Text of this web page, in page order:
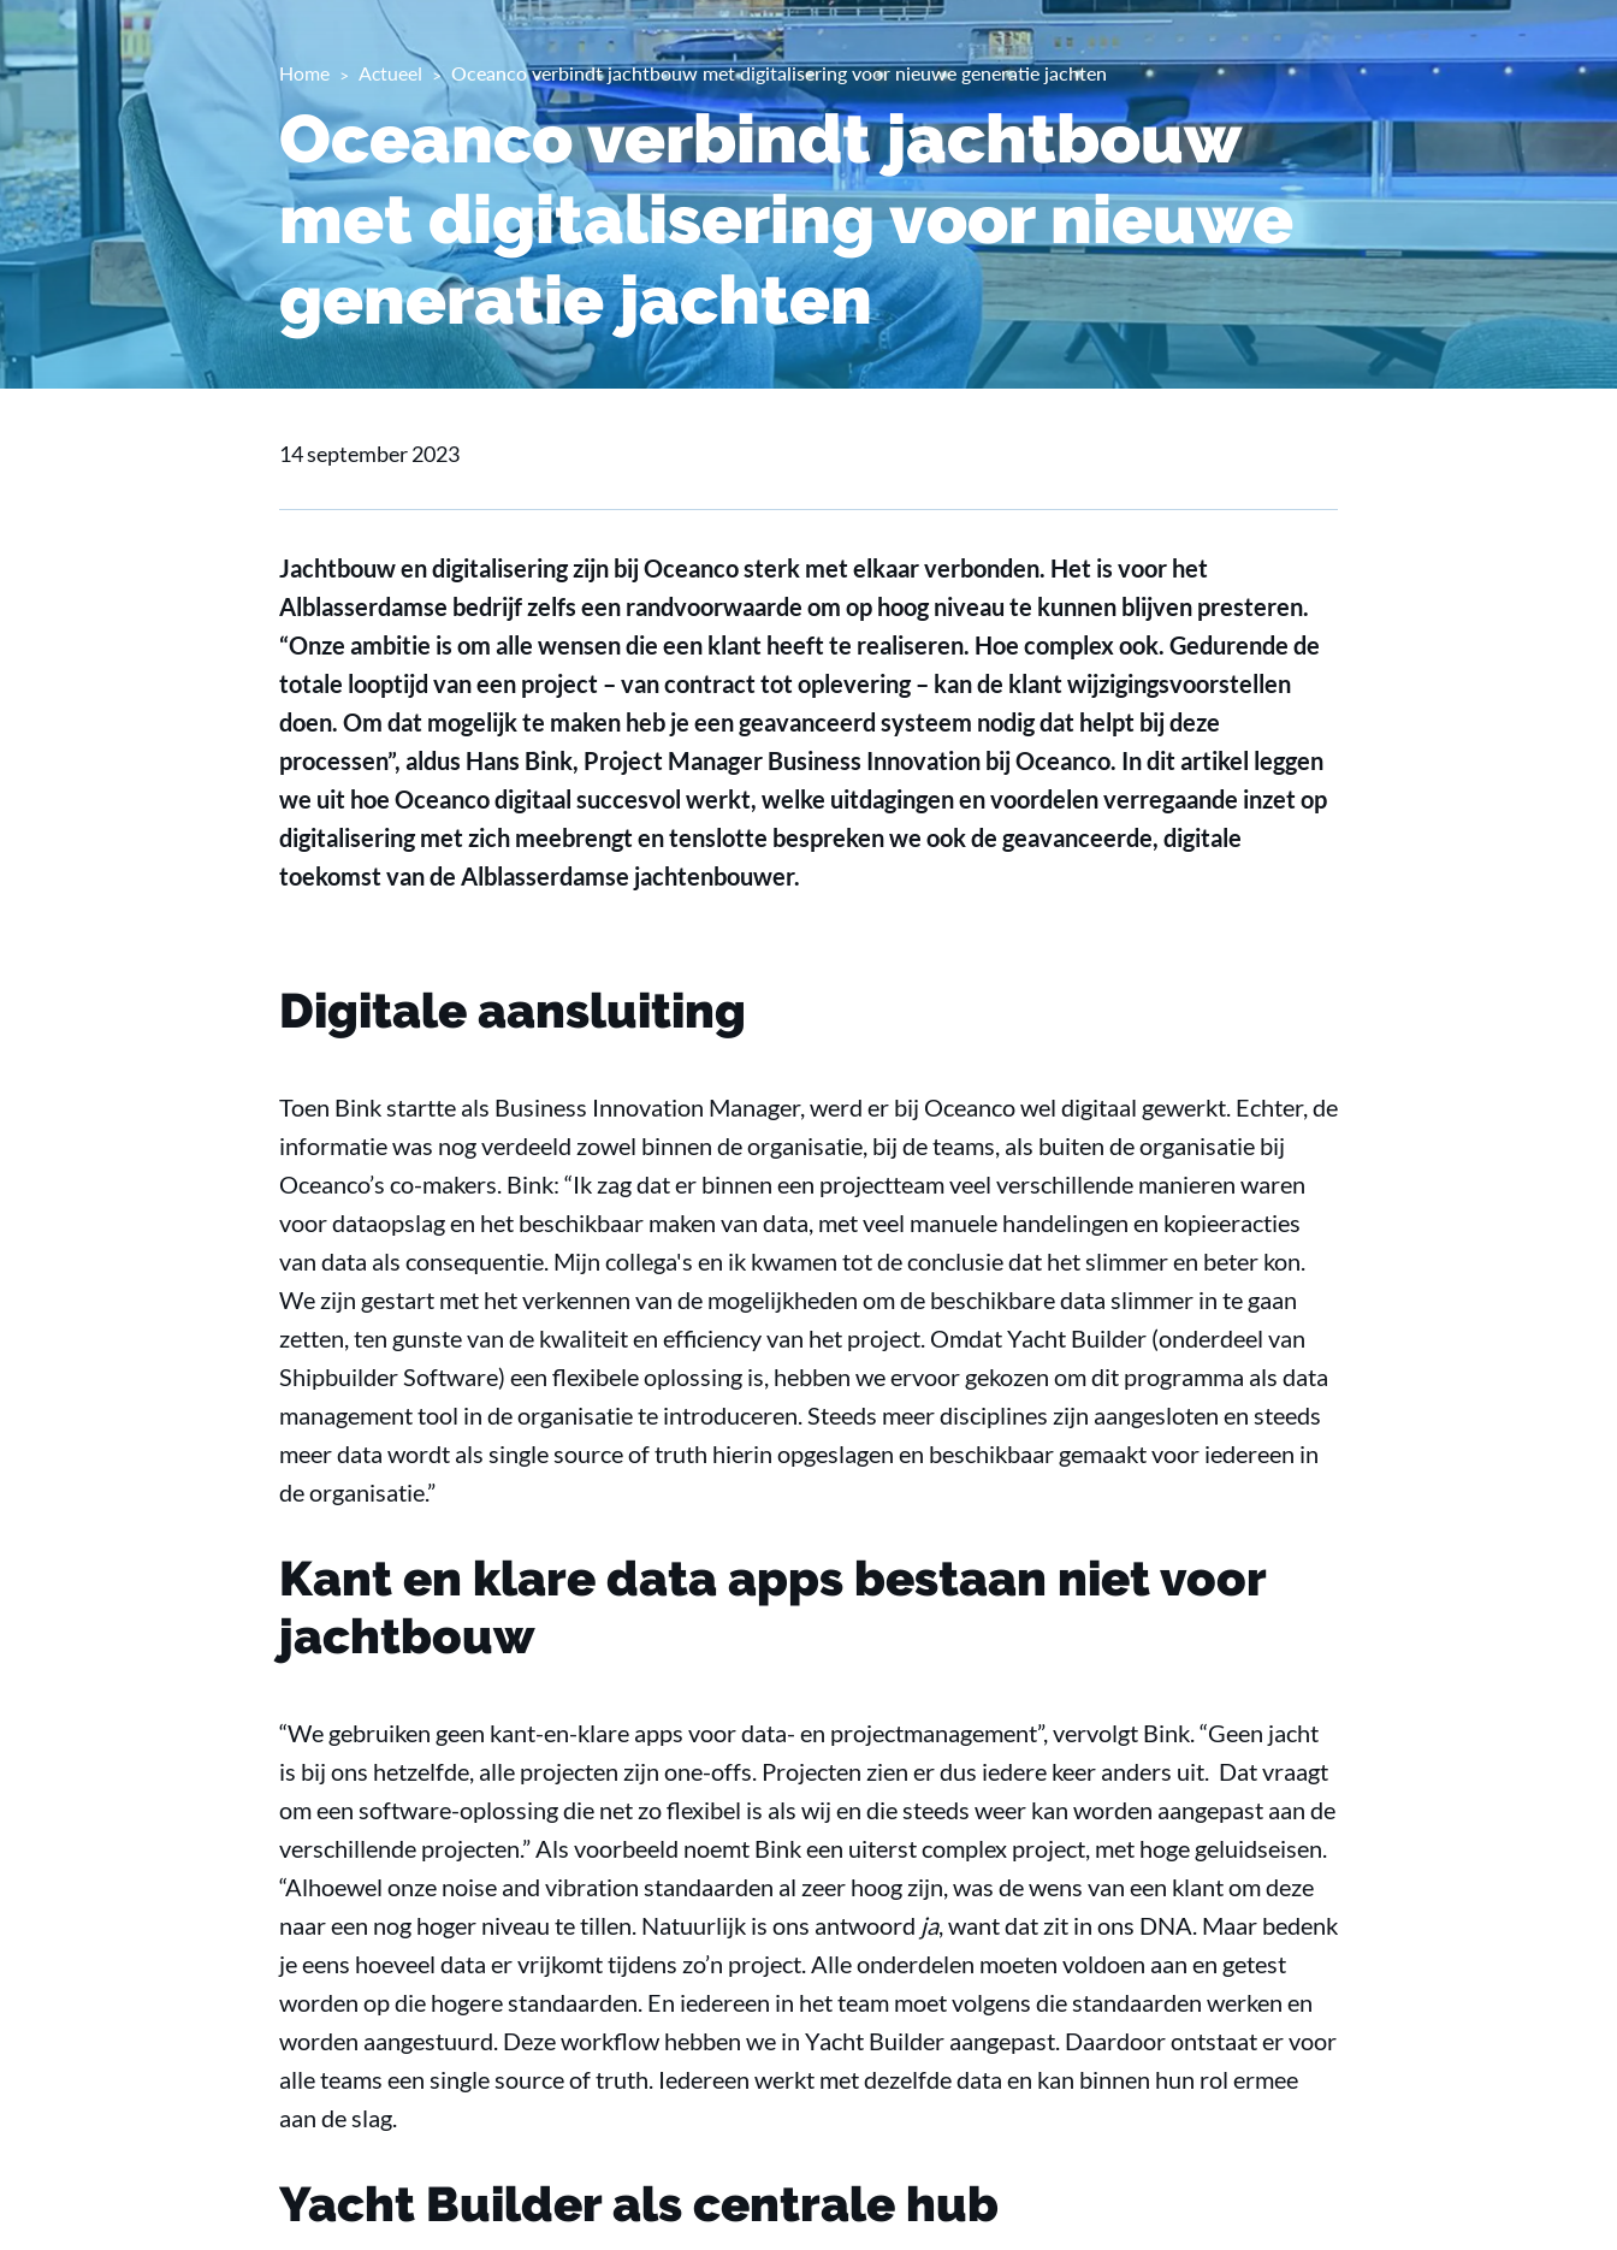
Home Actueel Oceanco verbindt jachtbouw met digitalisering voor nieuwe generatie jachten
Oceanco verbindt jachtbouw
met digitalisering voor nieuwe
generatie jachten
14 september 2023
Jachtbouw en digitalisering zijn bij Oceanco sterk met elkaar verbonden. Het is voor het
Alblasserdamse bedrijf zelfs een randvoorwaarde om op hoog niveau te kunnen blijven presteren.
“Onze ambitie is om alle wensen die een klant heeft te realiseren. Hoe complex ook. Gedurende de
totale looptijd van een project – van contract tot oplevering – kan de klant wijzigingsvoorstellen
doen. Om dat mogelijk te maken heb je een geavanceerd systeem nodig dat helpt bij deze
processen”, aldus Hans Bink, Project Manager Business Innovation bij Oceanco. In dit artikel leggen
we uit hoe Oceanco digitaal succesvol werkt, welke uitdagingen en voordelen verregaande inzet op
digitalisering met zich meebrengt en tenslotte bespreken we ook de geavanceerde, digitale
toekomst van de Alblasserdamse jachtenbouwer.
Digitale aansluiting
Toen Bink startte als Business Innovation Manager, werd er bij Oceanco wel digitaal gewerkt. Echter, de
informatie was nog verdeeld zowel binnen de organisatie, bij de teams, als buiten de organisatie bij
Oceanco’s co-makers. Bink: “Ik zag dat er binnen een projectteam veel verschillende manieren waren
voor dataopslag en het beschikbaar maken van data, met veel manuele handelingen en kopieeracties
van data als consequentie. Mijn collega's en ik kwamen tot de conclusie dat het slimmer en beter kon.
We zijn gestart met het verkennen van de mogelijkheden om de beschikbare data slimmer in te gaan
zetten, ten gunste van de kwaliteit en efficiency van het project. Omdat Yacht Builder (onderdeel van
Shipbuilder Software) een flexibele oplossing is, hebben we ervoor gekozen om dit programma als data
management tool in de organisatie te introduceren. Steeds meer disciplines zijn aangesloten en steeds
meer data wordt als single source of truth hierin opgeslagen en beschikbaar gemaakt voor iedereen in
de organisatie.”
Kant en klare data apps bestaan niet voor
jachtbouw
“We gebruiken geen kant-en-klare apps voor data- en projectmanagement”, vervolgt Bink. “Geen jacht
is bij ons hetzelfde, alle projecten zijn one-offs. Projecten zien er dus iedere keer anders uit. Dat vraagt
om een software-oplossing die net zo flexibel is als wij en die steeds weer kan worden aangepast aan de
verschillende projecten.” Als voorbeeld noemt Bink een uiterst complex project, met hoge geluidseisen.
“Alhoewel onze noise and vibration standaarden al zeer hoog zijn, was de wens van een klant om deze
naar een nog hoger niveau te tillen. Natuurlijk is ons antwoord ja, want dat zit in ons DNA. Maar bedenk
je eens hoeveel data er vrijkomt tijdens zo’n project. Alle onderdelen moeten voldoen aan en getest
worden op die hogere standaarden. En iedereen in het team moet volgens die standaarden werken en
worden aangestuurd. Deze workflow hebben we in Yacht Builder aangepast. Daardoor ontstaat er voor
alle teams een single source of truth. Iedereen werkt met dezelfde data en kan binnen hun rol ermee
aan de slag.
Yacht Builder als centrale hub